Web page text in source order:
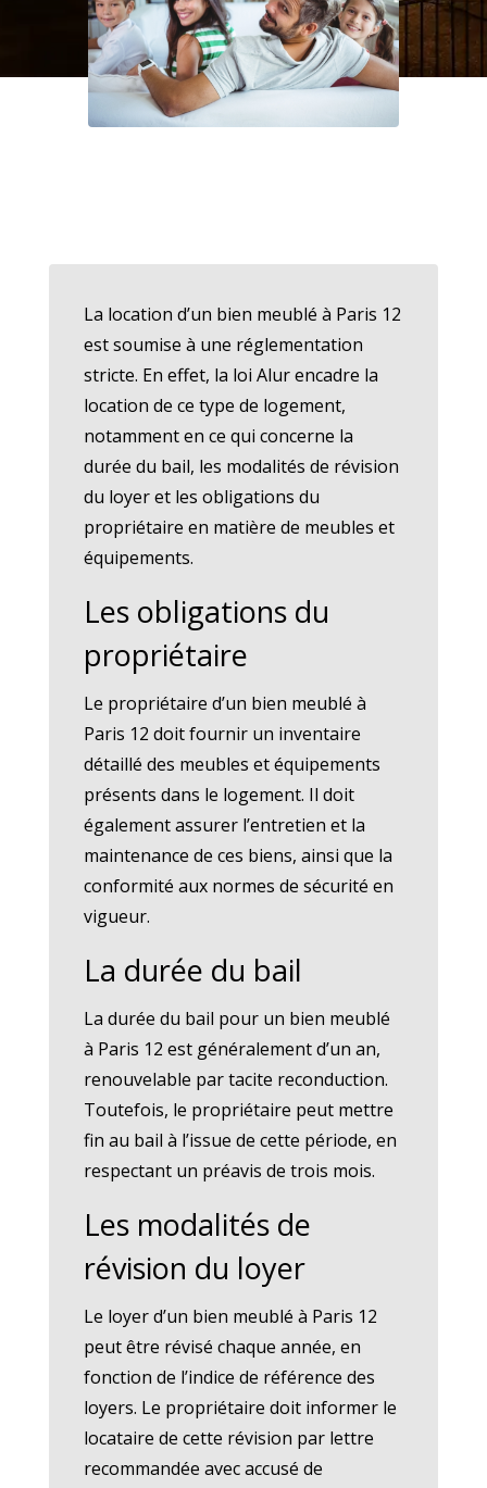
La location d’un bien meublé à Paris 12
est soumise à une réglementation
stricte. En effet, la loi Alur encadre la
location de ce type de logement,
notamment en ce qui concerne la
durée du bail, les modalités de révision
du loyer et les obligations du
propriétaire en matière de meubles et
équipements.
Les obligations du
propriétaire
Le propriétaire d’un bien meublé à
Paris 12 doit fournir un inventaire
détaillé des meubles et équipements
présents dans le logement. Il doit
également assurer l’entretien et la
maintenance de ces biens, ainsi que la
conformité aux normes de sécurité en
vigueur.
La durée du bail
La durée du bail pour un bien meublé
à Paris 12 est généralement d’un an,
renouvelable par tacite reconduction.
Toutefois, le propriétaire peut mettre
fin au bail à l’issue de cette période, en
respectant un préavis de trois mois.
Les modalités de
révision du loyer
Le loyer d’un bien meublé à Paris 12
peut être révisé chaque année, en
fonction de l’indice de référence des
loyers. Le propriétaire doit informer le
locataire de cette révision par lettre
recommandée avec accusé de